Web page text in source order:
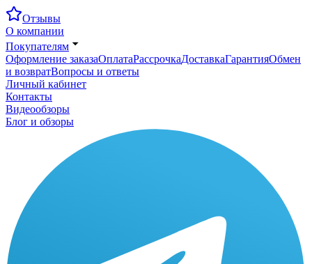
Отзывы
О компании
Покупателям
Оформление заказаОплатаРассрочкаДоставкаГарантияОбмен
и возвратВопросы и ответы
Личный кабинет
Контакты
Видеообзоры
Блог и обзоры